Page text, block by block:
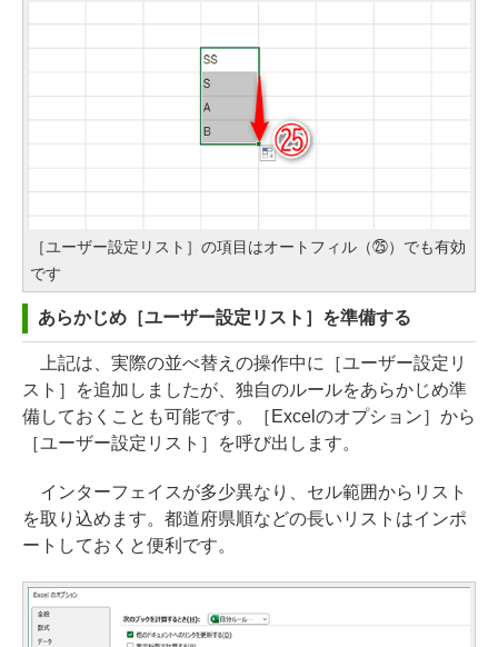
［ユーザー設定リスト］の項目はオートフィル（㉕）でも有効
です
あらかじめ［ユーザー設定リスト］を準備する
上記は、実際の並べ替えの操作中に［ユーザー設定リ
スト］を追加しましたが、独自のルールをあらかじめ準
備しておくことも可能です。［Excelのオプション］から
［ユーザー設定リスト］を呼び出します。
インターフェイスが多少異なり、セル範囲からリスト
を取り込めます。都道府県順などの長いリストはインポ
ートしておくと便利です。